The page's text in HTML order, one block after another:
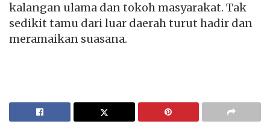
kalangan ulama dan tokoh masyarakat. Tak
sedikit tamu dari luar daerah turut hadir dan
meramaikan suasana.